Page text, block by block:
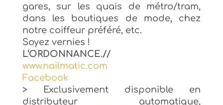
gares, sur les quais de métro/tram,
dans les boutiques de mode, chez
notre coiffeurpréféré, etc.
Soyez vernies !
L‘ORDONNANCE.//
www.nailmatic.com
Facebook
> Exclusivement disponible en
distributeur automatique,